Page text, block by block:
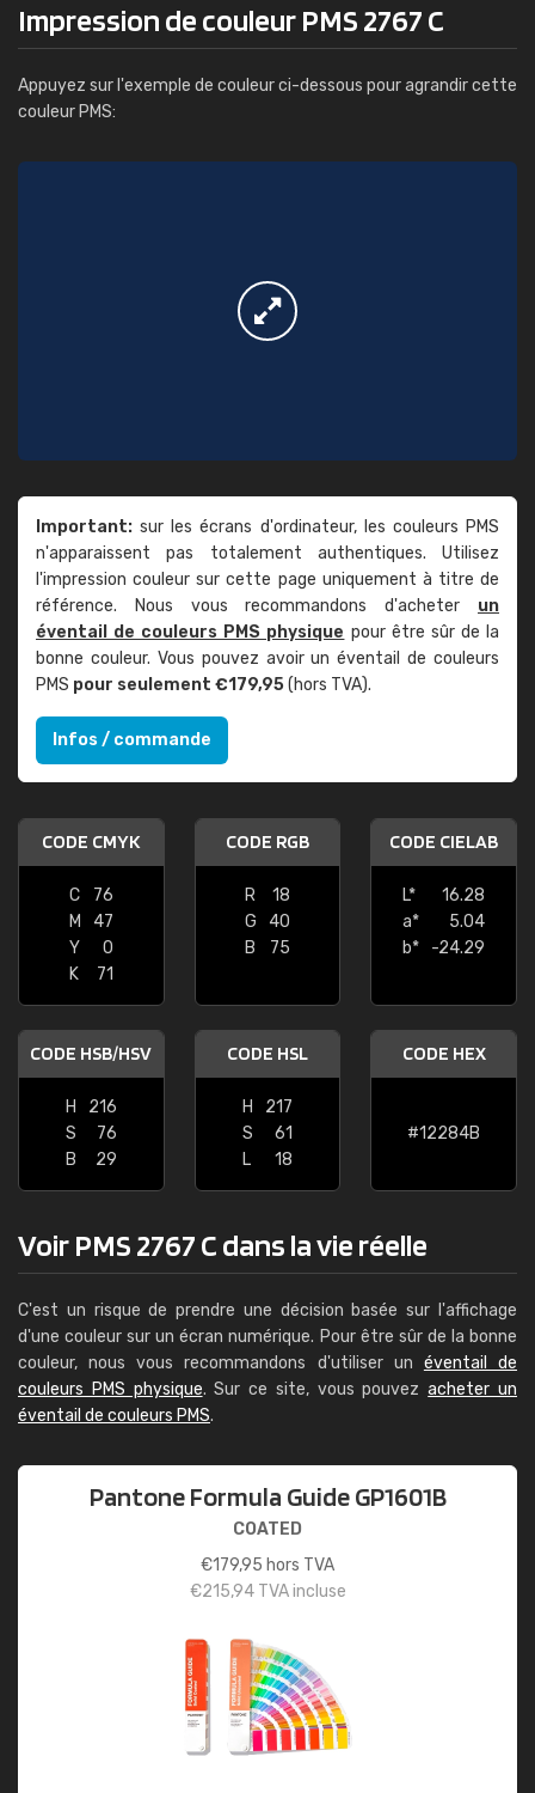
Impression de couleur PMS 2767 C
Appuyez sur l'exemple de couleur ci-dessous pour agrandir cette
couleur PMS:
Important: sur les écrans d'ordinateur, les couleurs PMS
n'apparaissent pas totalement authentiques. Utilisez
l'impression couleur sur cette page uniquement à titre de
référence. Nous vous recommandons d'acheter un
éventail de couleurs PMS physique pour être sûr de la
bonne couleur. Vous pouvez avoir un éventail de couleurs
PMS pour seulement €179,95(hors TVA).
Infos / commande
CODE CMYK
C
76
M
47
Y
0
K
71
CODE RGB
R
18
G
40
B
75
CODE CIELAB
L*
16.28
a*
5.04
b*
-24.29
CODE HSB/HSV
H
216
S
76
B
29
CODE HSL
H
217
S
61
L
18
CODE HEX
#12284B
Voir PMS 2767 C dans la vie réelle
C'est un risque de prendre une décision basée sur l'affichage
d'une couleur sur un écran numérique. Pour être sûr de la bonne
couleur, nous vous recommandons d'utiliser un éventail de
couleurs PMS physique. Sur ce site, vous pouvezacheter un
éventail de couleurs PMS.
Pantone Formula Guide GP1601B
COATED
€179,95 hors TVA
€215,94TVA incluse